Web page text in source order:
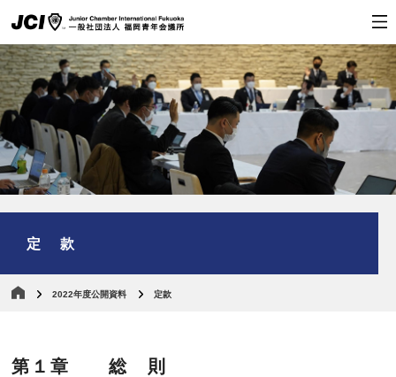
定 款
2022年度公開資料 定款
第１章 総 則